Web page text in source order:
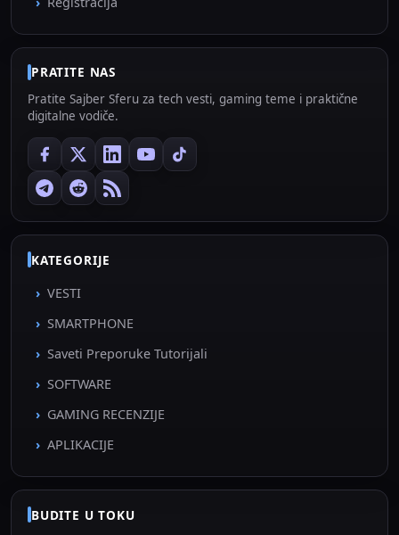
PRATITE NAS
Pratite Sajber Sferu za tech vesti, gaming teme i praktične
digitalne vodiče.
KATEGORIJE
VESTI
SMARTPHONE
Saveti Preporuke Tutorijali
SOFTWARE
GAMING RECENZIJE
APLIKACIJE
BUDITE U TOKU